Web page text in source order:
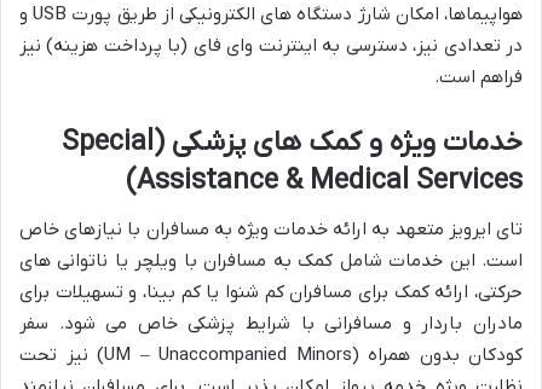
هواپیماها، امکان شارژ دستگاه های الکترونیکی از طریق پورت USB و
در تعدادی نیز، دسترسی به اینترنت وای فای (با پرداخت هزینه) نیز
فراهم است.
خدمات ویژه و کمک های پزشکی (Special
Assistance & Medical Services)
تای ایرویز متعهد به ارائه خدمات ویژه به مسافران با نیازهای خاص
است. این خدمات شامل کمک به مسافران با ویلچر یا ناتوانی های
حرکتی، ارائه کمک برای مسافران کم شنوا یا کم بینا، و تسهیلات برای
مادران باردار و مسافرانی با شرایط پزشکی خاص می شود. سفر
کودکان بدون همراه (UM – Unaccompanied Minors) نیز تحت